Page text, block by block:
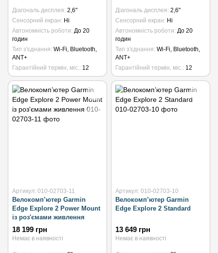
Діагональ дисплея 2,6"
Сенсорний екран Ні
Автономність роботи До 20
годин
Тип з'єднання Wi-Fi, Bluetooth,
ANT+
Гарантійний термін, міс.
12
Діагональ дисплея 2,6"
Сенсорний екран Ні
Автономність роботи До 20
годин
Тип з'єднання Wi-Fi, Bluetooth,
ANT+
Гарантійний термін, міс.
12
Артикул: 010-02703-11
Велокомп’ютер Garmin
Edge Explore 2 Power Mount
із роз'ємами живлення
18 199 грн
Немає в наявності
Артикул: 010-02703-10
Велокомп’ютер Garmin
Edge Explore 2 Standard
13 649 грн
Немає в наявності